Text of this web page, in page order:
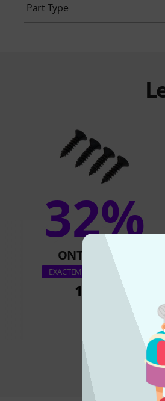
Part Type
32%
ONT ACHETÉ
EXACTEMENT CE PRODUIT
1,79 €